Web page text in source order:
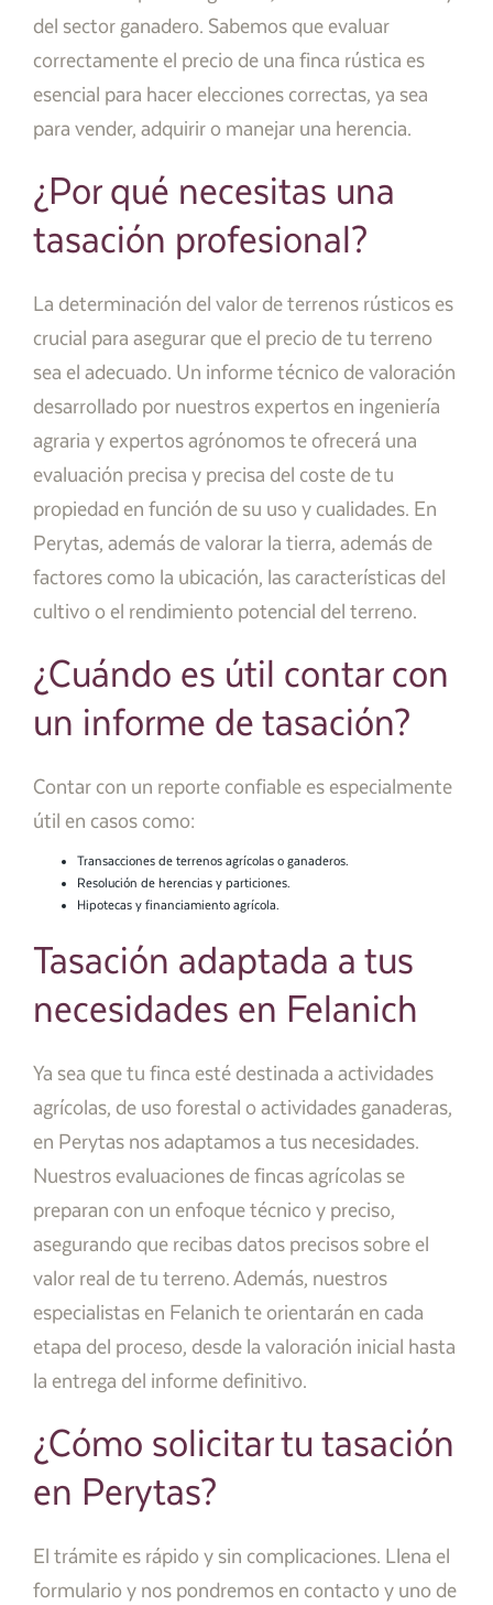
del sector ganadero. Sabemos que evaluar
correctamente el precio de una finca rústica es
esencial para hacer elecciones correctas, ya sea
para vender, adquirir o manejar una herencia.
¿Por qué necesitas una
tasación profesional?
La determinación del valor de terrenos rústicos es
crucial para asegurar que el precio de tu terreno
sea el adecuado. Un informe técnico de valoración
desarrollado por nuestros expertos en ingeniería
agraria y expertos agrónomos te ofrecerá una
evaluación precisa y precisa del coste de tu
propiedad en función de su uso y cualidades. En
Perytas, además de valorar la tierra, además de
factores como la ubicación, las características del
cultivo o el rendimiento potencial del terreno.
¿Cuándo es útil contar con
un informe de tasación?
Contar con un reporte confiable es especialmente
útil en casos como:
Transacciones de terrenos agrícolas o ganaderos.
Resolución de herencias y particiones.
Hipotecas y financiamiento agrícola.
Tasación adaptada a tus
necesidades en Felanich
Ya sea que tu finca esté destinada a actividades
agrícolas, de uso forestal o actividades ganaderas,
en Perytas nos adaptamos a tus necesidades.
Nuestros evaluaciones de fincas agrícolas se
preparan con un enfoque técnico y preciso,
asegurando que recibas datos precisos sobre el
valor real de tu terreno. Además, nuestros
especialistas en Felanich te orientarán en cada
etapa del proceso, desde la valoración inicial hasta
la entrega del informe definitivo.
¿Cómo solicitar tu tasación
en Perytas?
El trámite es rápido y sin complicaciones. Llena el
formulario y nos pondremos en contacto y uno de